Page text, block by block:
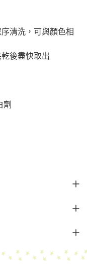
清洗，可與顏色相
後盡快取出
劑